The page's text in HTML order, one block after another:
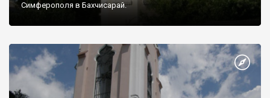
Симферополя в Бахчисарай.